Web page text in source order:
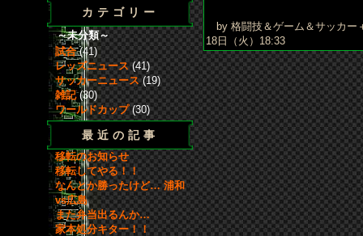
カテゴリー
～未分類～
試合(41)
レッズニュース(41)
サッカーニュース(19)
雑記(30)
ワールドカップ(30)
最近の記事
移転のお知らせ
移転してやる！！
なんとか勝ったけど… 浦和
vs広島
また弁当出るんか…
家本処分キター！！
by 格闘技＆ゲーム＆サッカ
18日（火）18:33